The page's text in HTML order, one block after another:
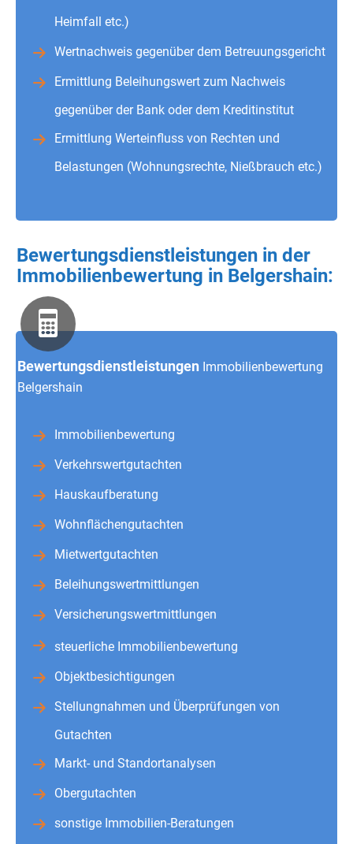
Heimfall etc.)
Wertnachweis gegenüber dem Betreuungsgericht
Ermittlung Beleihungswert zum Nachweis
gegenüber der Bank oder dem Kreditinstitut
Ermittlung Werteinfluss von Rechten und
Belastungen (Wohnungsrechte, Nießbrauch etc.)
Bewertungsdienstleistungen in der
Immobilienbewertung in Belgershain:
Bewertungsdienstleistungen Immobilienbewertung
Belgershain
Immobilienbewertung
Verkehrswertgutachten
Hauskaufberatung
Wohnflächengutachten
Mietwertgutachten
Beleihungswertmittlungen
Versicherungswertmittlungen
steuerliche Immobilienbewertung
Objektbesichtigungen
Stellungnahmen und Überprüfungen von
Gutachten
Markt- und Standortanalysen
Obergutachten
sonstige Immobilien-Beratungen